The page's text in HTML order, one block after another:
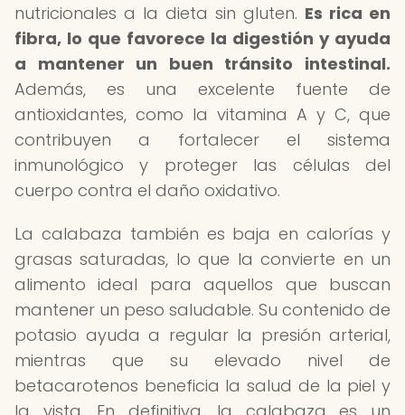
nutricionales a la dieta sin gluten. Es rica en
fibra, lo que favorece la digestión y ayuda
a mantener un buen tránsito intestinal.
Además, es una excelente fuente de
antioxidantes, como la vitamina A y C, que
contribuyen a fortalecer el sistema
inmunológico y proteger las células del
cuerpo contra el daño oxidativo.
La calabaza también es baja en calorías y
grasas saturadas, lo que la convierte en un
alimento ideal para aquellos que buscan
mantener un peso saludable. Su contenido de
potasio ayuda a regular la presión arterial,
mientras que su elevado nivel de
betacarotenos beneficia la salud de la piel y